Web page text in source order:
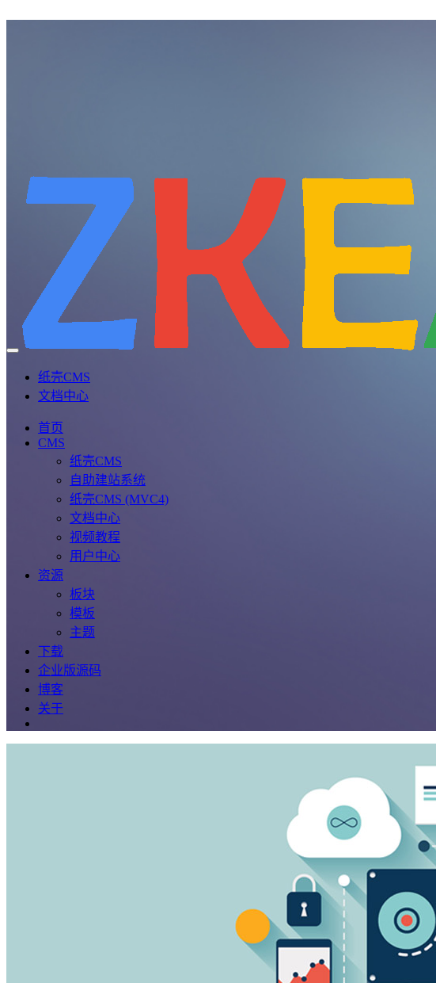
纸壳CMS
文档中心
首页
CMS
纸壳CMS
自助建站系统
纸壳CMS (MVC4)
文档中心
视频教程
用户中心
资源
板块
模板
主题
下载
企业版源码
博客
关于